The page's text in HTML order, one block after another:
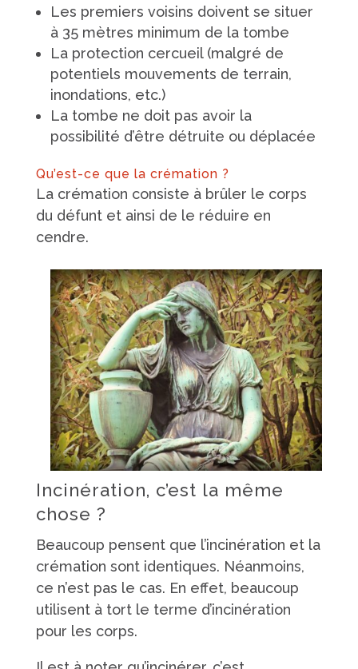
Les premiers voisins doivent se situer
à 35 mètres minimum de la tombe
La protection cercueil (malgré de
potentiels mouvements de terrain,
inondations, etc.)
La tombe ne doit pas avoir la
possibilité d’être détruite ou déplacée
Qu’est-ce que la crémation ?
La crémation consiste à brûler le corps
du défunt et ainsi de le réduire en
cendre.
Incinération, c’est la même
chose ?
Beaucoup pensent que l’incinération et la
crémation sont identiques. Néanmoins,
ce n’est pas le cas. En effet, beaucoup
utilisent à tort le terme d’incinération
pour les corps.